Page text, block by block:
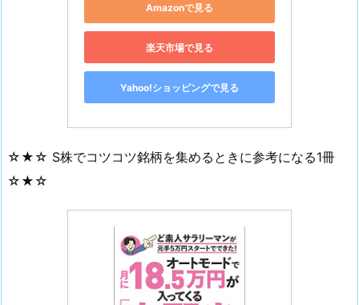
Amazonで見る
楽天市場で見る
Yahoo!ショッピングで見る
☆★☆ S株でコツコツ銘柄を集めるときに参考になる1冊
☆★☆